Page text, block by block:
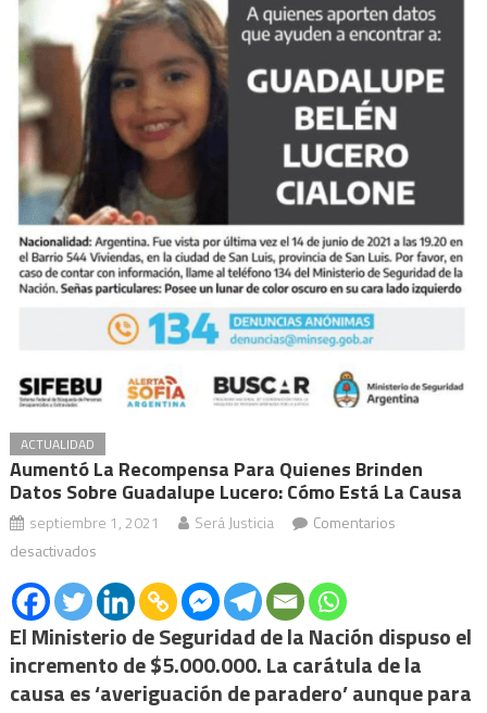
ACTUALIDAD
Aumentó La Recompensa Para Quienes Brinden
Datos Sobre Guadalupe Lucero: Cómo Está La Causa
septiembre 1, 2021 Será Justicia
Comentarios
desactivadosen
la
recompensa
para
quienes
El Ministerio de Seguridad de la Nación dispuso el
incremento de $5.000.000. La carátula de la
causa es ‘averiguación de paradero’ aunque para